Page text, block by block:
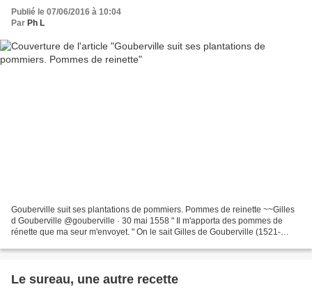
Publié le 07/06/2016 à 10:04
Par Ph L
Gouberville suit ses plantations de pommiers. Pommes de reinette ~~Gilles
d Gouberville @gouberville · 30 mai 1558 " Il m'apporta des pommes de
rénette que ma seur m'envoyet. " On le sait Gilles de Gouberville (1521-
Le sureau, une autre recette